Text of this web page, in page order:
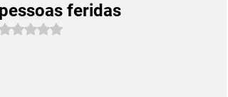
feridas
Avaliado com NaN de 5 estrelas.